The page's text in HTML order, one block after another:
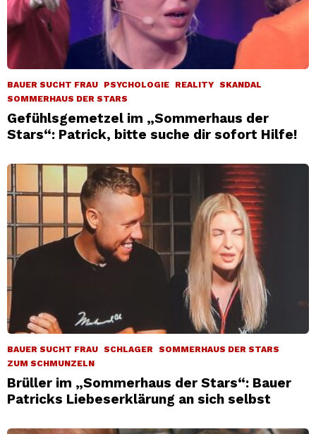
BAUER SUCHT FRAU PSYCHOLOGIE REALITY SKANDAL
SOMMERHAUS DER STARS
Gefühlsgemetzel im „Sommerhaus der
Stars“: Patrick, bitte suche dir sofort Hilfe!
BAUER SUCHT FRAU SCHLAGER SOMMERHAUS DER STARS
ZUM SCHMUNZELN
Brüller im „Sommerhaus der Stars“: Bauer
Patricks Liebeserklärung an sich selbst